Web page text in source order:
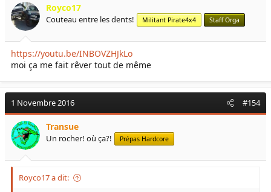
Royco17
Couteau entre les dents! Militant Pirate4x4 Staff Orga
https://youtu.be/INBOVZHJkLo
moi ça me fait rêver tout de même
1 Novembre 2016 #154
Transue
Un rocher! où ça?! Prépas Hardcore
Royco17 a dit: